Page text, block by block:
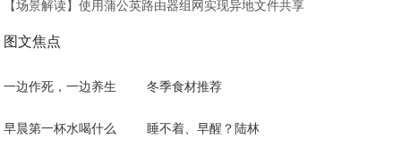
【场景解读】使用蒲公英路由器组网实现异地文件共享
图文焦点
一边作死，一边养生 冬季食材推荐
早晨第一杯水喝什么 睡不着、早醒？陆林